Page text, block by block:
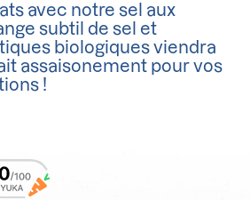
avec notre sel aux
subtil de sel et
biologiques viendra
assaisonement pour vos
!